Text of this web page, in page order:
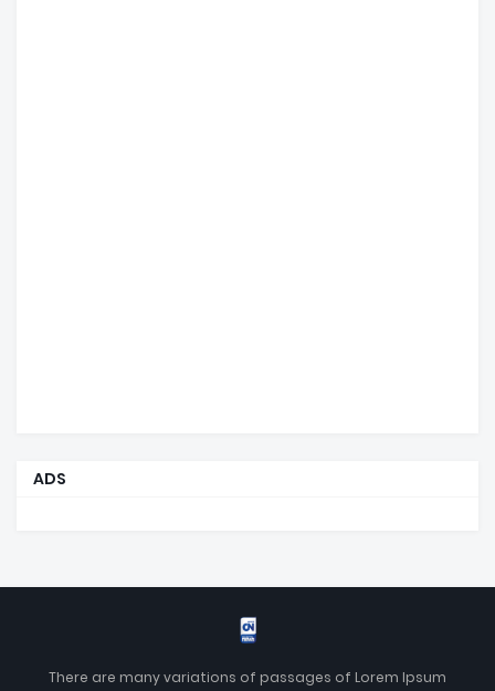
ADS
There are many variations of passages of Lorem Ipsum